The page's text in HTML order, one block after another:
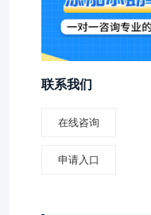
联系我们
在线咨询
申请入口